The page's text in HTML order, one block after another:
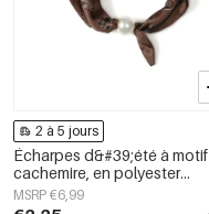
2 à 5 jours
Écharpes d&#39;été à motif
cachemire, en polyester
classique, accessoires du
quotidien
MSRP €6,99